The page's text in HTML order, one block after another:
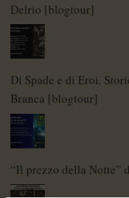
Delrio [blogtour]
Di Spade e di Eroi,
Branca [blogtour]
“Il prezzo della Notte”